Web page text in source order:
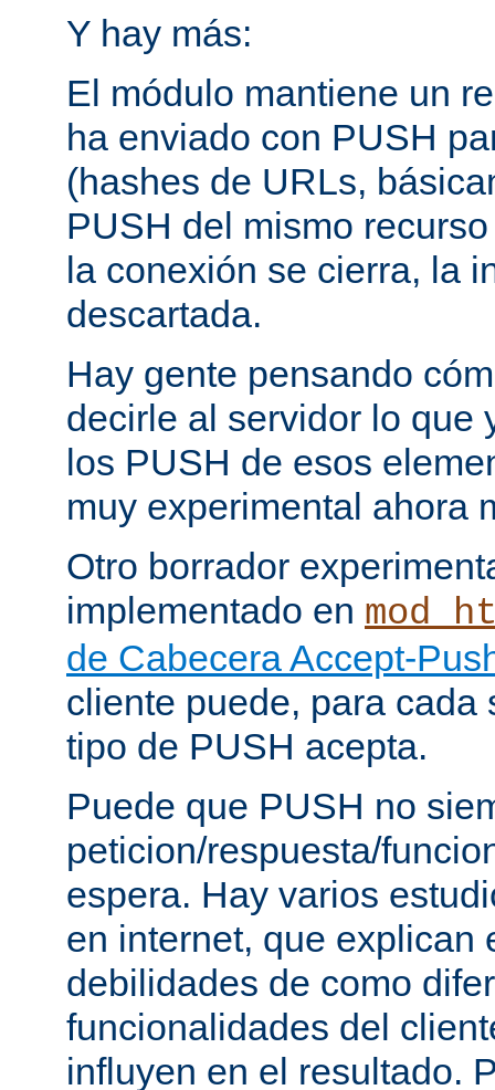
Y hay más:
El módulo mantiene un
ha enviado con PUSH
(hashes de URLs,
PUSH del mismo
la conexión se cierra, la
descartada.
Hay gente pensando
decirle al servidor lo que
los PUSH de esos
muy experimental ahora
Otro borrador
implementado en
de Cabecera Accept-
cliente puede, para cada
tipo de PUSH acepta.
Puede que PUSH no
peticion/respuesta/
espera. Hay varios
en internet, que explican
debilidades de como
funcionalidades del
influyen en el resultado.